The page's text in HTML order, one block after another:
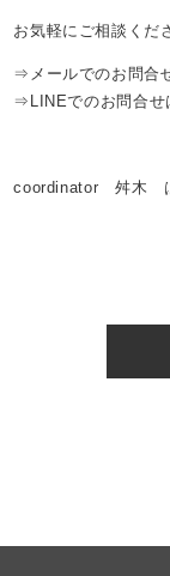
お気軽にご相談くだ
⇒メールでのお問合
⇒LINEでのお問合せ
coordinator 舛木